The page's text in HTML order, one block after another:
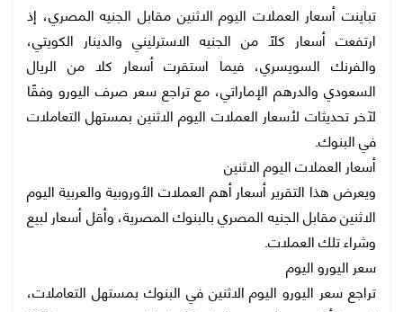
تباينت أسعار العملات اليوم الاثنين مقابل الجنيه المصري، إذ
ارتفعت أسعار كلًا من الجنيه الاسترليني والدينار الكويتي،
والفرنك السويسري، فيما استقرت أسعار كلا من الريال
السعودي والدرهم الإماراتي، مع تراجع سعر صرف اليورو وفقًا
لآخر تحديثات لأسعار العملات اليوم الاثنين بمستهل التعاملات
في البنوك.
أسعار العملات اليوم الاثنين
ويعرض هذا التقرير أسعار أهم العملات الأوروبية والعربية اليوم
الاثنين مقابل الجنيه المصري بالبنوك المصرية، وأقل أسعار لبيع
وشراء تلك العملات.
سعر اليورو اليوم
تراجع سعر اليورو اليوم الاثنين في البنوك بمستهل التعاملات،